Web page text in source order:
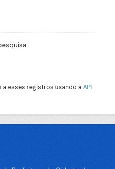
esses registros usando a API